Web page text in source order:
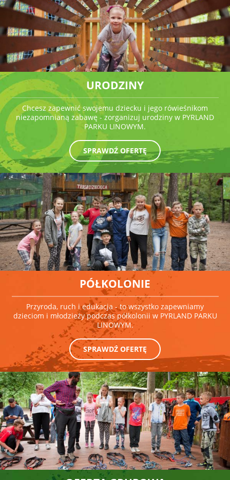
URODZINY
Chcesz zapewnić swojemu dziecku i jego rówieśnikom
niezapomnianą zabawę - zorganizuj urodziny w PYRLAND
PARKU LINOWYM.
SPRAWDŹ OFERTĘ
PÓŁKOLONIE
Przyroda, ruch i edukacja - to wszystko zapewniamy
dzieciom i młodzieży podczas półkolonii w PYRLAND PARKU
LINOWYM.
SPRAWDŹ OFERTĘ